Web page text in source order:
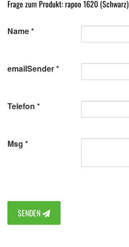
Frage zum Produkt: rapoo 1620 (Schwarz)
Name
emailSender
Telefon
Msg
SENDEN